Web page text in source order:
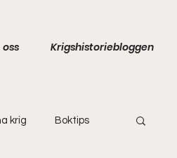
Krigshistoriebloggen
krig Boktips